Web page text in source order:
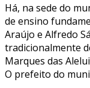
Há, na sede do
de ensino
Araújo e Alfredo
tradicionalmente
Marques das
O prefeito do